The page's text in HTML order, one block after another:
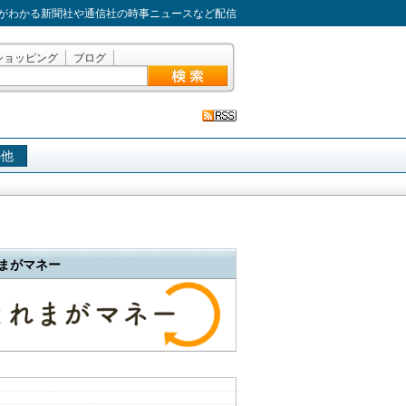
わかる新聞社や通信社の時事ニュースなど配信
ョッピング ブログ
がマネー